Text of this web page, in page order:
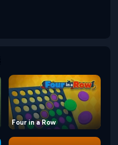
Four in a Row